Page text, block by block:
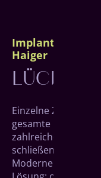
Implantate bei
Haiger
Einzelne Zähne zu
gesamte
zahlreiche
schließen.
Moderne